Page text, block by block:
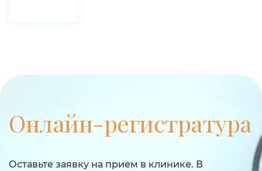
Онлайн-регистратура
Оставьте заявку на прием в клинике. В